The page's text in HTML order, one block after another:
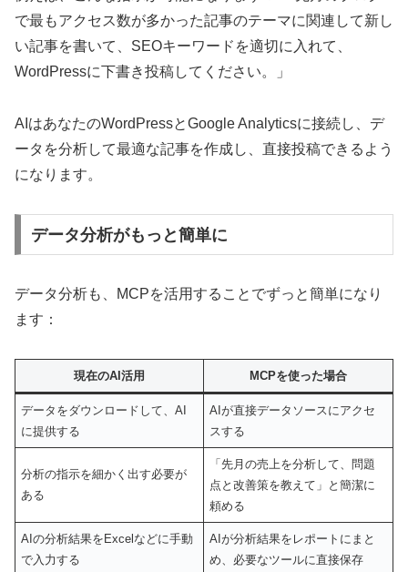
で最もアクセス数が多かった記事のテーマに関連して新し
い記事を書いて、SEOキーワードを適切に入れて、
WordPressに下書き投稿してください。」
AIはあなたのWordPressとGoogle Analyticsに接続し、デ
ータを分析して最適な記事を作成し、直接投稿できるよう
になります。
データ分析がもっと簡単に
データ分析も、MCPを活用することでずっと簡単になり
ます：
現在のAI活用 MCPを使った場合
データをダウンロードして、AI
に提供する
AIが直接データソースにアクセ
スする
分析の指示を細かく出す必要が
ある
「先月の売上を分析して、問題
点と改善策を教えて」と簡潔に
頼める
AIの分析結果をExcelなどに手動
で入力する
AIが分析結果をレポートにまと
め、必要なツールに直接保存